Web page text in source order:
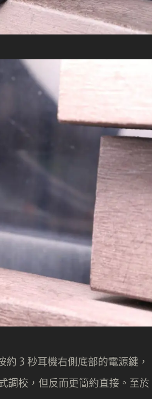
3 秒耳機右側底部的電源鍵，
調校，但反而更簡約直接。至於